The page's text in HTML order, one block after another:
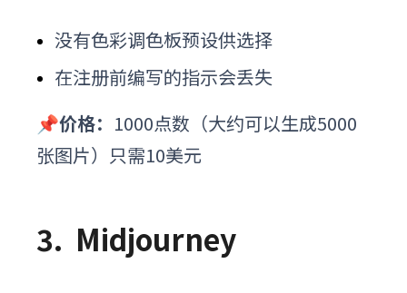
没有色彩调色板预设供选择
在注册前编写的指示会丢失
📌价格： 1000点数（大约可以生成5000
张图片）只需10美元
3. Midjourney